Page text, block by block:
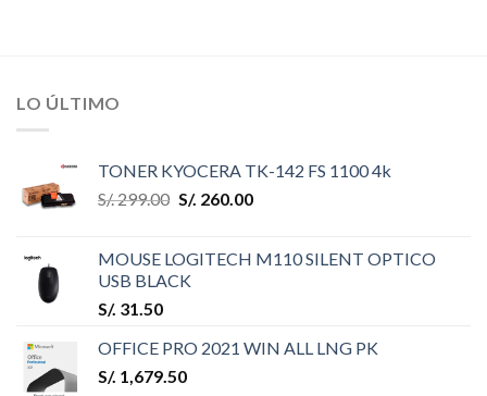
LO ÚLTIMO
TONER KYOCERA TK-142 FS 1100 4k
S/.299.00 S/. 260.00
MOUSE LOGITECH M110 SILENT OPTICO
USB BLACK
S/. 31.50
OFFICE PRO 2021 WIN ALL LNG PK
S/. 1,679.50